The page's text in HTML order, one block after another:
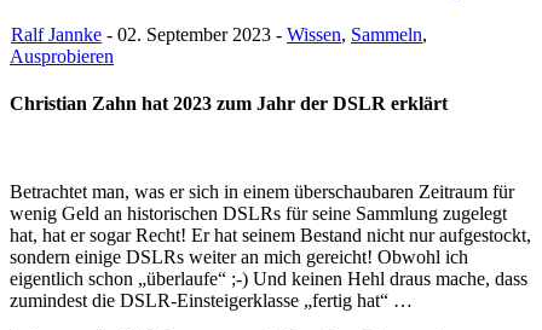
Ralf Jannke - 02. September 2023 - Wissen, Sammeln,
Ausprobieren
Christian Zahn hat 2023 zum Jahr der DSLR erklärt
Betrachtet man, was er sich in einem überschaubaren Zeitraum für
wenig Geld an historischen DSLRs für seine Sammlung zugelegt
hat, hat er sogar Recht! Er hat seinem Bestand nicht nur aufgestockt,
sondern einige DSLRs weiter an mich gereicht! Obwohl ich
eigentlich schon „überlaufe“ ;-) Und keinen Hehl draus mache, dass
zumindest die DSLR-Einsteigerklasse „fertig hat“ …